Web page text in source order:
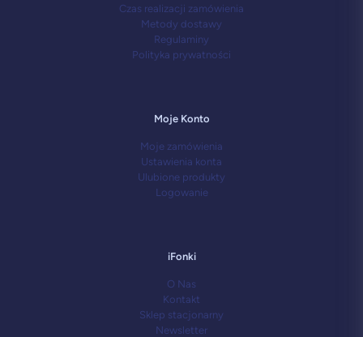
Czas realizacji zamówienia
Metody dostawy
Regulaminy
Polityka prywatności
Moje Konto
Moje zamówienia
Ustawienia konta
Ulubione produkty
Logowanie
iFonki
O Nas
Kontakt
Sklep stacjonarny
Newsletter